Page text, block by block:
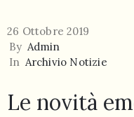
26 Ottobre 2019
By Admin
In Archivio Notizie
Le novità